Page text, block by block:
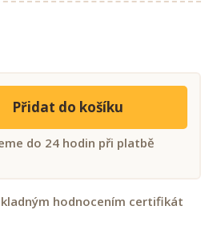
Přidat do košíku
do 24 hodin při platbě
hodnocením certifikát